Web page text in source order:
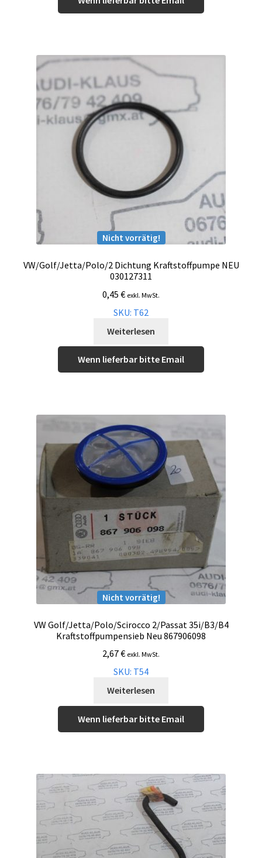
Nicht vorrätig!
VW/Golf/Jetta/Polo/2 Dichtung Kraftstoffpumpe NEU
030127311
0,45 € exkl. MwSt.
SKU: T62
Weiterlesen
Wenn lieferbar bitte Email
Nicht vorrätig!
VW Golf/Jetta/Polo/Scirocco 2/Passat 35i/B3/B4
Kraftstoffpumpensieb Neu 867906098
2,67€ exkl. MwSt.
SKU: T54
Weiterlesen
Wenn lieferbar bitte Email